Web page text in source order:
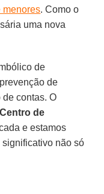
menores. Como o
uma nova
de
de
contas. O
Centro de
e estamos
significativo não só